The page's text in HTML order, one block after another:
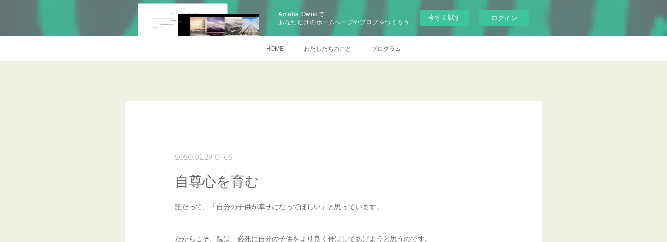
Ameba Owndで
あなただけのホームページやブログをつくろう
今すぐ試す ログイン
HOME わたしたちのこと プログラム
2020.02.29 01:05
自尊心を育む
誰だって、「自分の子供が幸せになってほしい」と思っています。
だからこそ、親は、必死に自分の子供をより良く伸ばしてあげようと思うのです。